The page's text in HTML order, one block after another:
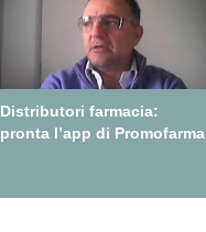
Distributori farmacia:
pronta l’app di Promofarma